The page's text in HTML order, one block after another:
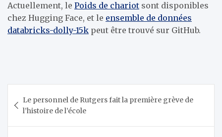
Actuellement, le Poids de chariot sont disponibles
chez Hugging Face, et le ensemble de données
databricks-dolly-15k peut être trouvé sur GitHub.
de
l’article
Le personnel de Rutgers fait la première grève de
l’histoire de l’école